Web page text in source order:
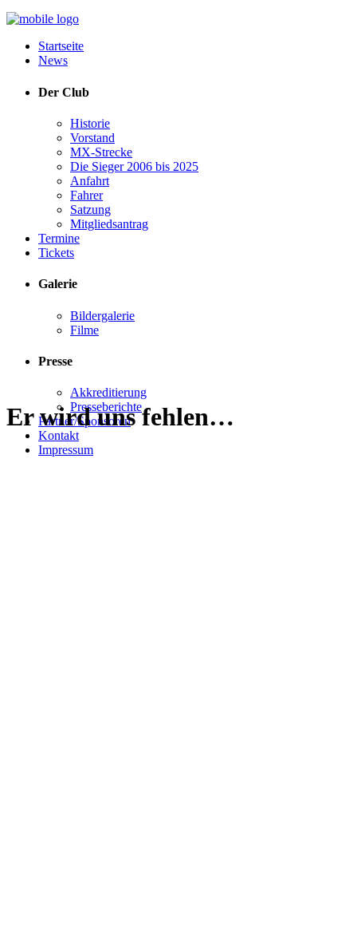
Startseite
News
Der Club
Historie
Vorstand
MX-Strecke
Die Sieger 2006 bis 2025
Anfahrt
Fahrer
Satzung
Mitgliedsantrag
Termine
Tickets
Galerie
Bildergalerie
Filme
Presse
Akkreditierung
Presseberichte
Partner/Sponsoren
Kontakt
Impressum
Er wird uns fehlen…